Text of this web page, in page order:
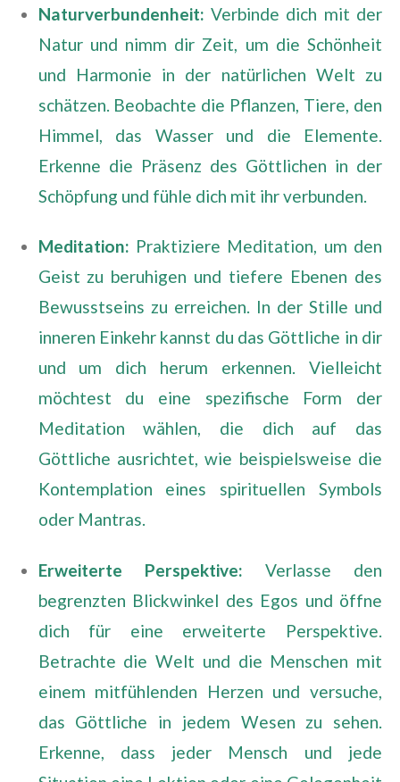
Naturverbundenheit: Verbinde dich mit der
Natur und nimm dir Zeit, um die Schönheit
und Harmonie in der natürlichen Welt zu
schätzen. Beobachte die Pflanzen, Tiere, den
Himmel, das Wasser und die Elemente.
Erkenne die Präsenz des Göttlichen in der
Schöpfung und fühle dich mit ihr verbunden.
Meditation: Praktiziere Meditation, um den
Geist zu beruhigen und tiefere Ebenen des
Bewusstseins zu erreichen. In der Stille und
inneren Einkehr kannst du das Göttliche in dir
und um dich herum erkennen. Vielleicht
möchtest du eine spezifische Form der
Meditation wählen, die dich auf das
Göttliche ausrichtet, wie beispielsweise die
Kontemplation eines spirituellen Symbols
oder Mantras.
Erweiterte Perspektive: Verlasse den
begrenzten Blickwinkel des Egos und öffne
dich für eine erweiterte Perspektive.
Betrachte die Welt und die Menschen mit
einem mitfühlenden Herzen und versuche,
das Göttliche in jedem Wesen zu sehen.
Erkenne, dass jeder Mensch und jede